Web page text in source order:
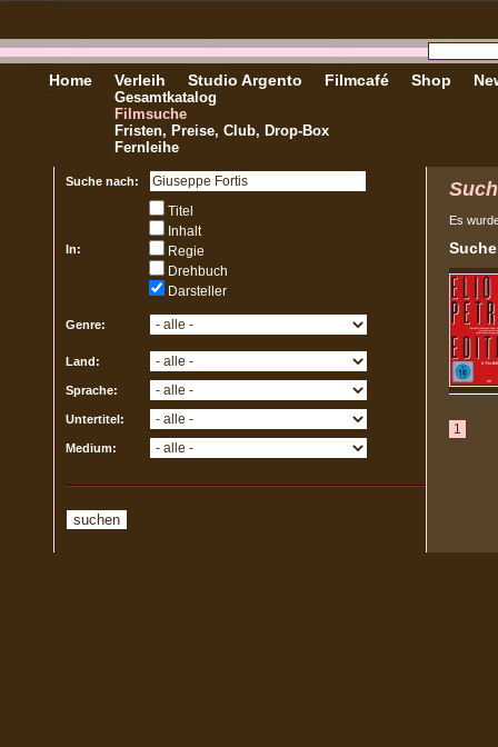
Home Verleih
Gesamtkatalog
Filmsuche
Fristen, Preise, Club, Drop-Box
Fernleihe
Studio Argento Filmcafé Shop
Suche nach:
In:
Titel
Inhalt
Regie
Drehbuch
Darsteller
Genre:
Land:
Sprache:
Untertitel:
Medium:
Es
1